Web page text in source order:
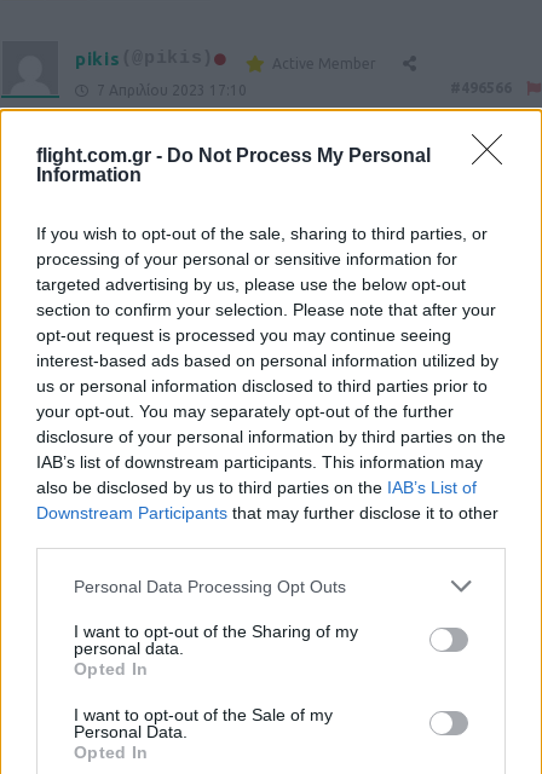
flight.com.gr - Do Not Process My Personal
Information
If you wish to opt-out of the sale, sharing to third parties, or
processing of your personal or sensitive information for
targeted advertising by us, please use the below opt-out
section to confirm your selection. Please note that after your
opt-out request is processed you may continue seeing
interest-based ads based on personal information utilized by
us or personal information disclosed to third parties prior to
your opt-out. You may separately opt-out of the further
disclosure of your personal information by third parties on the
IAB’s list of downstream participants. This information may
also be disclosed by us to third parties on the IAB’s List of
Downstream Participants that may further disclose it to other
Please note that this website/app uses one or more Google
not limited to your visit or usage behaviour. You may click to
grant or deny consent to Google and its third-party tags to
use your data for below specified purposes in below Google
consent section.
Personal Data Processing Opt Outs
I want to opt-out of the Sharing of my
personal data.
Opted In
I want to opt-out of the Sale of my
Personal Data.
Opted In
pikis (@pikis)
Active Member
7 Απριλίου 2023 17:10
Τι εννοεί ο ποιητής όταν λέει δραστικό βεληνεκές 10χλμ και
μέγιστο 12Χλμ; Να καταλάβω κάποια ισως διαφορά στην
ταχυβολια αναλόγως βεληνεκούς (κλίση γεμίσεως) αλλά
Διαφωτίστε μας λίγο!
0 Reply View Replies
aris b(@aris-b)
Member
7 Απριλίου 2023 23:08
#496658
αυτό το όπλο λείπει από τον ελληνικό στρατό δεν έχουμε
αυτοκινουμενους ολμους των 120χιλ.ΠΡΕΠΕΙ και εμείς να
επενδύσουμε σε αυτό το οπλικο σύστημα άμεσα.
1 Reply
axileas(@axileas)
κοροιδο ζελενσκυ…
Reply